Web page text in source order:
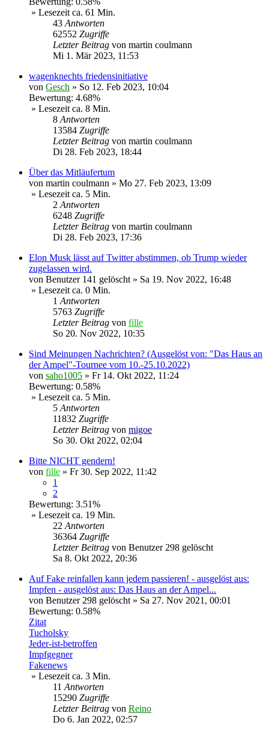
» Lesezeit ca. 61 Min.
43Antworten
62552 Zugriffe
Letzter Beitrag von martin coulmann
Mi 1. Mär 2023, 11:53
wagenknechts friedensinitiative
von Gesch » So 12. Feb 2023, 10:04
Bewertung: 4.68%
» Lesezeit ca. 8 Min.
8Antworten
13584 Zugriffe
Letzter Beitrag von martin coulmann
Di 28. Feb 2023, 18:44
Über das Mitläufertum
von martin coulmann » Mo 27. Feb 2023, 13:09
» Lesezeit ca. 5 Min.
2Antworten
6248 Zugriffe
Letzter Beitrag von martin coulmann
Di 28. Feb 2023, 17:36
Elon Musk lässt auf Twitter abstimmen, ob Trump wieder
zugelassen wird.
von Benutzer 141 gelöscht» Sa 19. Nov 2022, 16:48
» Lesezeit ca. 0 Min.
1Antworten
5763 Zugriffe
Letzter Beitrag von fille
So 20. Nov 2022, 10:35
Sind Meinungen Nachrichten? (Ausgelöst von: "Das Haus an
der Ampel"-Tournee vom 10.-25.10.2022)
von saho1005 » Fr 14. Okt 2022, 11:24
Bewertung: 0.58%
» Lesezeit ca. 5 Min.
5Antworten
11832 Zugriffe
Letzter Beitrag von migoe
So 30. Okt 2022, 02:04
Bitte NICHT gendern!
von fille » Fr 30. Sep 2022, 11:42
1
2
Bewertung: 3.51%
» Lesezeit ca. 19 Min.
22Antworten
36364 Zugriffe
Letzter Beitrag von Benutzer 298 gelöscht
Sa 8. Okt 2022, 20:36
Auf Fake reinfallen kann jedem passieren! - ausgelöst aus:
Impfen - ausgelöst aus: Das Haus an der Ampel...
von Benutzer 298 gelöscht» Sa 27. Nov 2021, 00:01
Bewertung: 0.58%
Zitat
Tucholsky
Jeder-ist-betroffen
Impfgegner
Fakenews
» Lesezeit ca. 3 Min.
11Antworten
15290 Zugriffe
Letzter Beitrag von Reino
Do 6. Jan 2022, 02:57